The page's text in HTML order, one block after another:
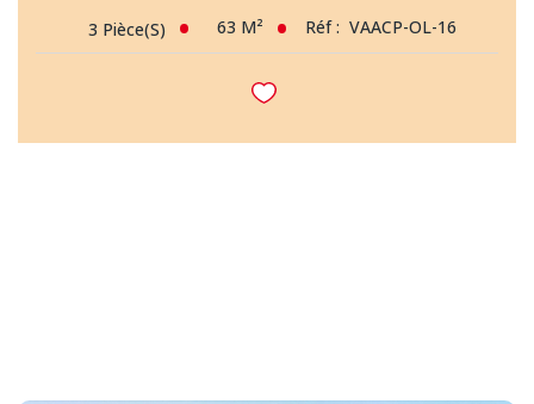
3 Pièce(s) 63 M² Réf : VAACP-OL-16